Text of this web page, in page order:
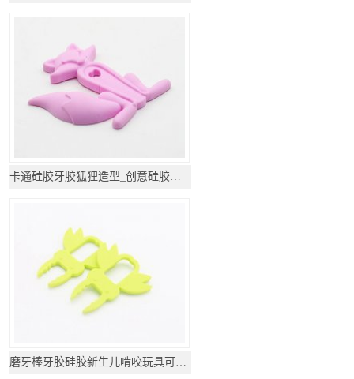
卡通硅胶牙胶狐狸造型_创意硅胶牙胶礼品
磨牙棒牙胶硅胶新生儿啃咬玩具可水煮